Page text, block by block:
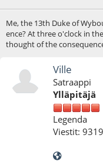
Me, the 13th Duke of
ence? At three o'clock in
thought of the
Ville
Satraappi
Ylläpitäjä
Legenda
Viestit: 9319